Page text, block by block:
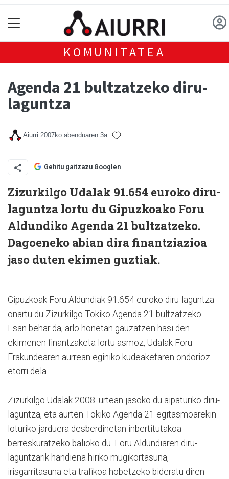
KOMUNITATEA
Agenda 21 bultzatzeko diru-
laguntza
Aiurri 2007ko abenduaren 3a
Gehitu gaitzazu Googlen
Zizurkilgo Udalak 91.654 euroko diru-
laguntza lortu du Gipuzkoako Foru
Aldundiko Agenda 21 bultzatzeko.
Dagoeneko abian dira finantziazioa
jaso duten ekimen guztiak.
Gipuzkoak Foru Aldundiak 91.654 euroko diru-laguntza
onartu du Zizurkilgo Tokiko Agenda 21 bultzatzeko.
Esan behar da, arlo honetan gauzatzen hasi den
ekimenen finantzaketa lortu asmoz, Udalak Foru
Erakundearen aurrean eginiko kudeaketaren ondorioz
etorri dela.
Zizurkilgo Udalak 2008. urtean jasoko du aipaturiko diru-
laguntza, eta aurten Tokiko Agenda 21 egitasmoarekin
loturiko jarduera desberdinetan inbertitutakoa
berreskuratzeko balioko du. Foru Aldundiaren diru-
laguntzarik handiena hiriko mugikortasuna,
irisgarritasuna eta trafikoa hobetzeko bideratu diren